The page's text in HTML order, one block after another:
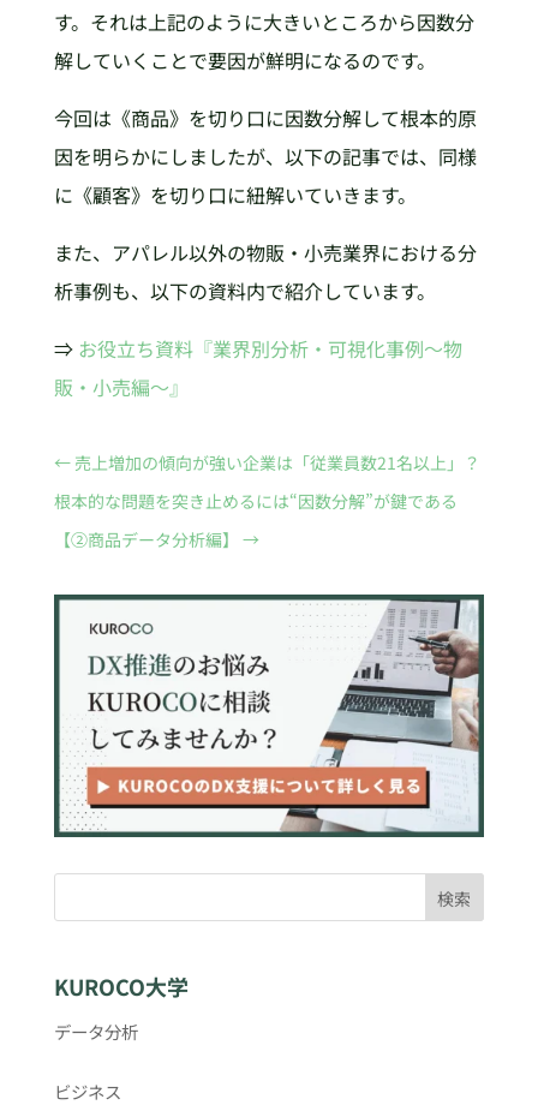
す。それは上記のように大きいところから因数分
解していくことで要因が鮮明になるのです。
今回は《商品》を切り口に因数分解して根本的原
因を明らかにしましたが、以下の記事では、同様
に《顧客》を切り口に紐解いていきます。
また、アパレル以外の物販・小売業界における分
析事例も、以下の資料内で紹介しています。
⇒ お役立ち資料『業界別分析・可視化事例～物
販・小売編～』
← 売上増加の傾向が強い企業は「従業員数21名以上」？
根本的な問題を突き止めるには“因数分解”が鍵である
【②商品データ分析編】 →
検索
KUROCO大学
データ分析
ビジネス